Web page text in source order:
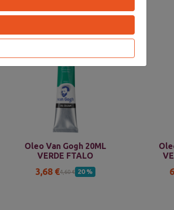
Oleo Van Gogh 20ML
VERDE FTALO
3,68 €4,60 € 20 %